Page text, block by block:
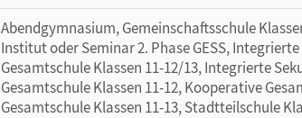
Abendgymnasium, Gemeinschaftsschule
Institut oder Seminar 2. Phase GESS,
Gesamtschule Klassen 11-12/13, Integrierte
Gesamtschule Klassen 11-12, Kooperative
Gesamtschule Klassen 11-13, Stadtteilschule